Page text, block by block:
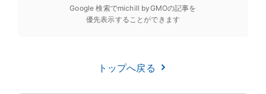
Google 検索でmichill byGMOの記事を
優先表示することができます
トップへ戻る